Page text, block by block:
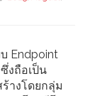
Endpoint
งถือเป็น
างโดยกลุ่ม